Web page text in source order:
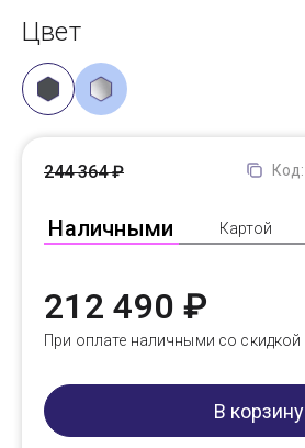
Цвет
Код:
Наличными Картой
244 364 ₽
212 490 ₽
При оплате наличными со скидкой
В корзину